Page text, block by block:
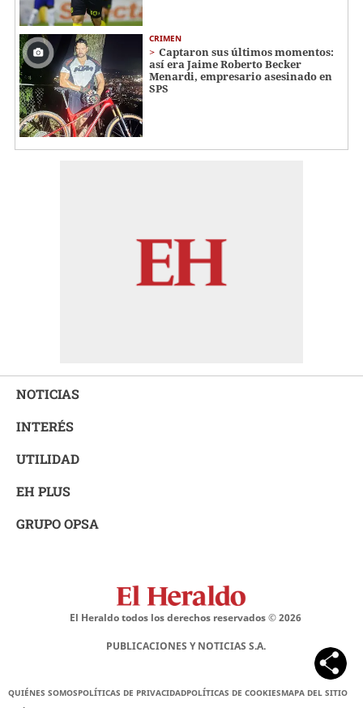
CRIMEN
Captaron sus últimos momentos:
así era Jaime Roberto Becker
Menardi​​​, empresario asesinado en
SPS
NOTICIAS
INTERÉS
UTILIDAD
EH PLUS
GRUPO OPSA
El Heraldo todos los derechos reservados ©2026
PUBLICACIONES Y NOTICIAS S.A.
QUIÉNES SOMOSPOLÍTICAS DE PRIVACIDADPOLÍTICAS DE COOKIESMAPA DEL SITIO